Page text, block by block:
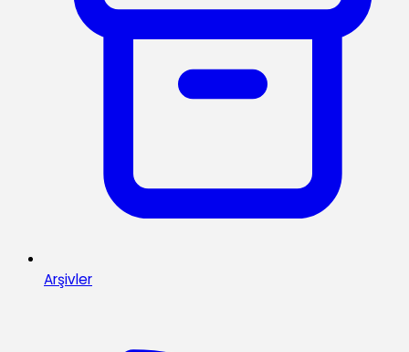
Arşivler